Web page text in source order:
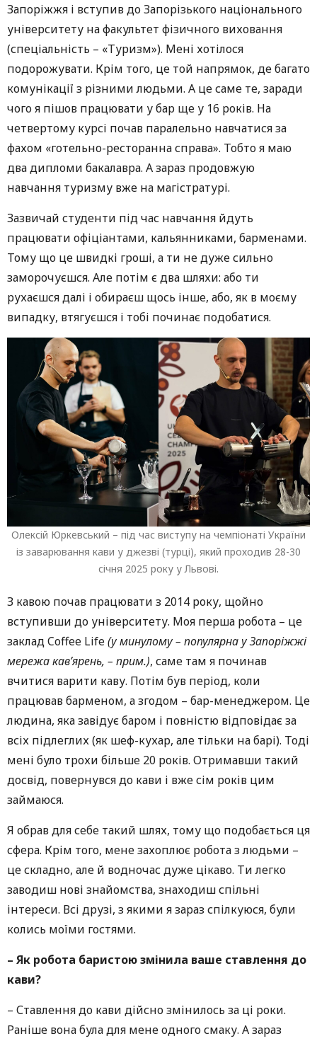
Запоріжжя і вступив до Запорізького національного
університету на факультет фізичного виховання
(спеціальність – «Туризм»). Мені хотілося
подорожувати. Крім того, це той напрямок, де багато
комунікації з різними людьми. А це саме те, заради
чого я пішов працювати у бар ще у 16 років. На
четвертому курсі почав паралельно навчатися за
фахом «готельно-ресторанна справа». Тобто я маю
два дипломи бакалавра. А зараз продовжую
навчання туризму вже на магістратурі.
Зазвичай студенти під час навчання йдуть
працювати офіціантами, кальянниками, барменами.
Тому що це швидкі гроші, а ти не дуже сильно
заморочуєшся. Але потім є два шляхи: або ти
рухаєшся далі і обираєш щось інше, або, як в моєму
випадку, втягуєшся і тобі починає подобатися.
Олексій Юркевський – під час виступу на чемпіонаті України
із заварювання кави у джезві (турці), який проходив 28-30
січня 2025 року у Львові.
З кавою почав працювати з 2014 року, щойно
вступивши до університету. Моя перша робота – це
заклад Coffee Life(у минулому – популярна у Запоріжжі
мережа кав’ярень, – прим.), саме там я починав
вчитися варити каву. Потім був період, коли
працював барменом, а згодом – бар-менеджером. Це
людина, яка завідує баром і повністю відповідає за
всіх підлеглих (як шеф-кухар, але тільки на барі). Тоді
мені було трохи більше 20 років. Отримавши такий
досвід, повернувся до кави і вже сім років цим
займаюся.
Я обрав для себе такий шлях, тому що подобається ця
сфера. Крім того, мене захоплює робота з людьми –
це складно, але й водночас дуже цікаво. Ти легко
заводиш нові знайомства, знаходиш спільні
інтереси. Всі друзі, з якими я зараз спілкуюся, були
колись моїми гостями.
– Як робота баристою змінила ваше ставлення до
кави?
– Ставлення до кави дійсно змінилось за ці роки.
Раніше вона була для мене одного смаку. А зараз